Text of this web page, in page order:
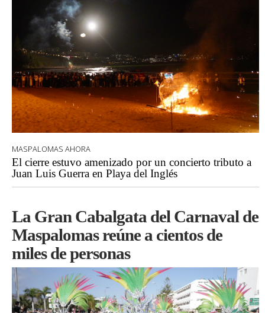
MASPALOMAS AHORA
El cierre estuvo amenizado por un concierto tributo a
Juan Luis Guerra en Playa del Inglés
La Gran Cabalgata del Carnaval de
Maspalomas reúne a cientos de
miles de personas